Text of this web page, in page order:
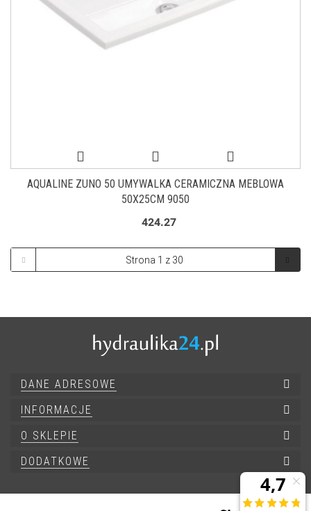
AQUALINE ZUNO 50 UMYWALKA CERAMICZNA MEBLOWA
50X25CM 9050
424.27
DANE ADRESOWE
INFORMACJE
O SKLEPIE
DODATKOWE